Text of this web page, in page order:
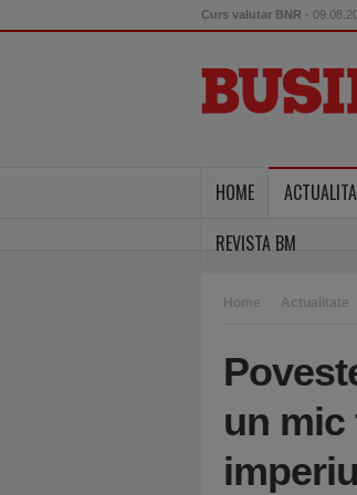
Curs valutar BNR -
HOME
REVISTA BM
Home Actualitate
un mic